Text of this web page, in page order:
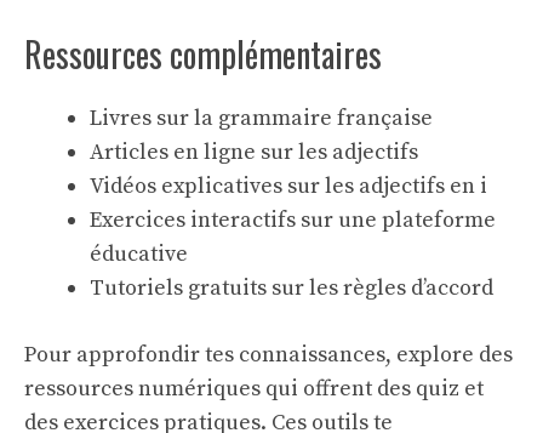
Ressources complémentaires
Livres sur la grammaire française
Articles en ligne sur les adjectifs
Vidéos explicatives surles adjectifs en i
Exercices interactifs sur une plateforme
éducative
Tutoriels gratuits sur les règles d’accord
Pour approfondir tes connaissances, explore des
ressources numériques qui offrent des quiz et
des exercices pratiques. Ces outils te